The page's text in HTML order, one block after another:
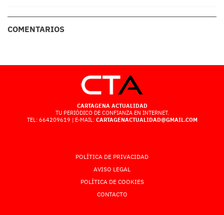
COMENTARIOS
CARTAGENA ACTUALIDAD
TU PERIÓDICO DE CONFIANZA EN INTERNET.
TEL: 664209619 | E-MAIL: CARTAGENACTUALIDAD@GMAIL.COM
POLÍTICA DE PRIVACIDAD
AVISO LEGAL
POLÍTICA DE COOKIES
CONTACTO